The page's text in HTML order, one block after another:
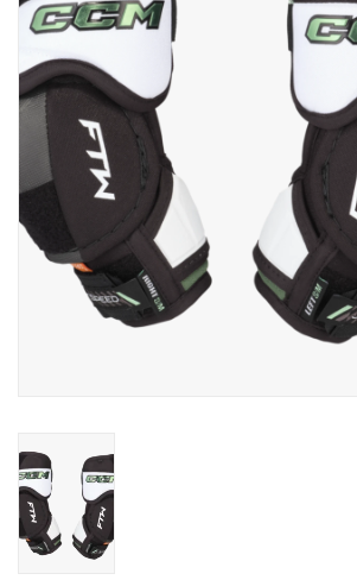
Schaatsen
Rolschaatsen
Merken